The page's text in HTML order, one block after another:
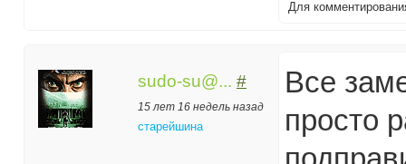
Для
sudo-su@... #
15 лет 16 недель назад
старейшина
Все
просто